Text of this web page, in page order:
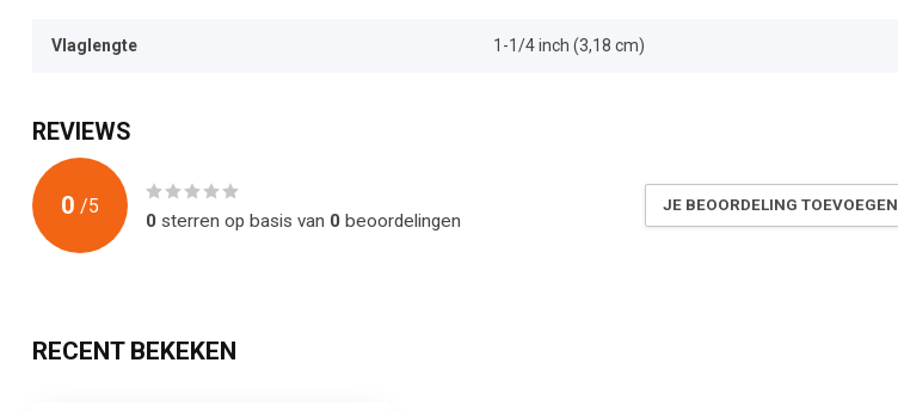
Vlaglengte 1-1/4 inch (3,18 cm)
REVIEWS
0 /5
0 sterren op basis van 0 beoordelingen
JE BEOORDELING TOEVOEGEN
RECENT BEKEKEN